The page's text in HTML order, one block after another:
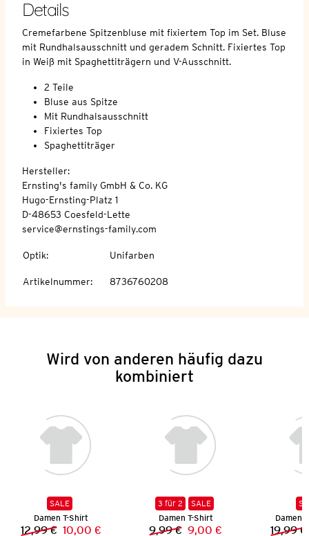
Details
Cremefarbene Spitzenbluse mit fixiertem Top im Set. Bluse
mit Rundhalsausschnitt und geradem Schnitt. Fixiertes Top
in Weiß mit Spaghettiträgern und V-Ausschnitt.
2 Teile
Bluse aus Spitze
Mit Rundhalsausschnitt
Fixiertes Top
Spaghettiträger
Hersteller:
Ernsting's family GmbH & Co. KG
Hugo-Ernsting-Platz 1
D-48653 Coesfeld-Lette
service@ernstings-family.com
Optik: Unifarben
Artikelnummer: 8736760208
Wird von anderen häufig dazu
kombiniert
SALE
Damen T-Shirt
12,99 € 10,00 €
3 für 2
SALE
Damen T-Shirt
9,99 € 9,00 €
Damen
19,99 €